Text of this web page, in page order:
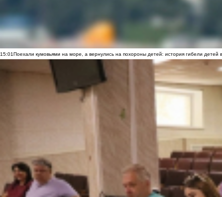
15:01Поехали кумовьями на море, а вернулись на похороны детей: история гибели детей